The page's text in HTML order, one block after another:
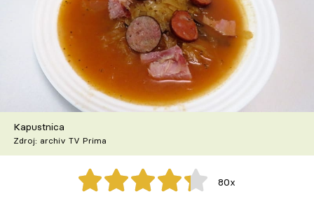
Recepty
Články
TV Program
Škola vaření
Recepty z TV
Speciál: Cuketa
Kapustnica
Zdroj: archiv TV Prima
80x